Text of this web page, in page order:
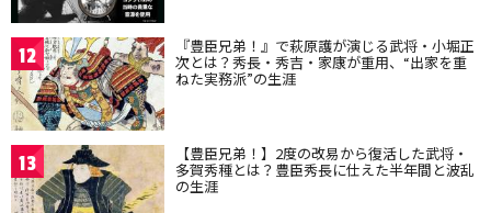
12 『豊臣兄弟！』で萩原護が演じる武将・小堀正
次とは？秀長・秀吉・家康が重用、“出家を重
ねた実務派”の生涯
13 【豊臣兄弟！】2度の改易から復活した武将・
多賀秀種とは？豊臣秀長に仕えた半年間と波乱
の生涯